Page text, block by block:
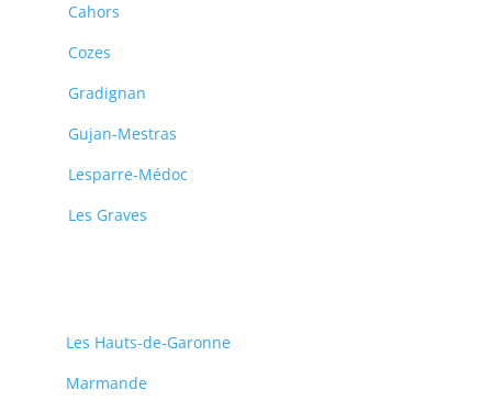
Cahors
Cozes
Gradignan
Gujan-Mestras
Lesparre-Médoc
Les Graves
Les Hauts-de-Garonne
Marmande